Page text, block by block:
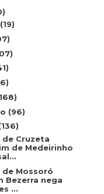
(19)
(96)
Cruzeta
de Medeirinho
Mossoró
Bezerra nega
...